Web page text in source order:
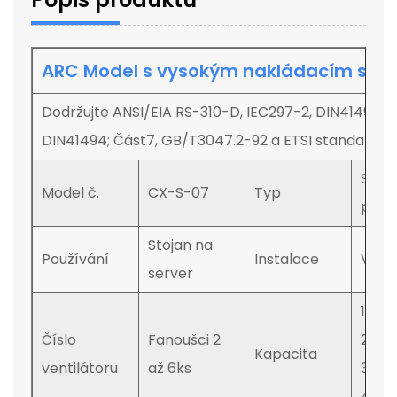
ARC Model s vysokým nakládacím
Dodržujte ANSI/EIA RS-310-D, IEC297-2, DIN41491;
DIN41494; Část7, GB/T3047.2-92 a ETSI standard
Model č. CX-S-07 Typ
Používání
Stojan na
server
Instalace
Číslo
ventilátoru
Fanoušci 2
až 6ks
Kapacita
12U,
27U,
37U,